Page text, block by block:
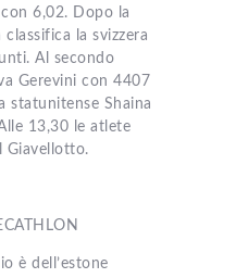
6,02. Dopo la
la svizzera
Al secondo
Gerevini con 4407
statunitense Shaina
13,30 le atlete
Giavellotto.
è dell’estone